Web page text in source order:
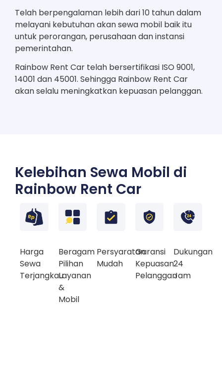
Telah berpengalaman lebih dari 10 tahun dalam
melayani kebutuhan akan sewa mobil baik itu
untuk perorangan, perusahaan dan instansi
pemerintahan.
Rainbow Rent Car telah bersertifikasi ISO 9001,
14001 dan 45001. Sehingga Rainbow Rent Car
akan selalu meningkatkan kepuasan pelanggan.
Kelebihan Sewa Mobil di
Rainbow Rent Car
Harga
Sewa
Terjangkau
Beragam
Pilihan
Layanan
&
Mobil
Persyaratan
Mudah
Garansi
Kepuasan
Pelanggan
Dukungan
24
Jam